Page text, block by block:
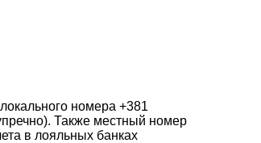
номера +381
Также местный номер
в лояльных банках